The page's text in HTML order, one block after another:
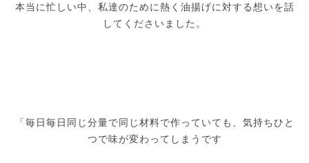
本当に忙しい中、私達のために熱く油揚げに対する想いを話
してくださいました。
「毎日毎日同じ分量で同じ材料で作っていても、気持ちひと
つで味が変わってしまうです